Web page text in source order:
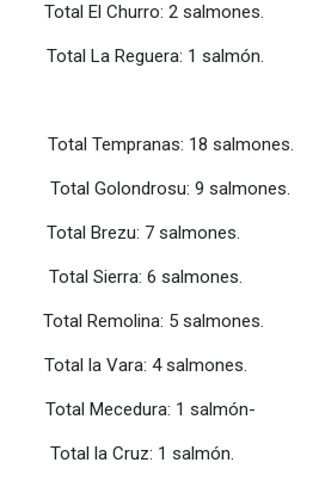
El Churro: 2 salmones.
La Reguera: 1 salmón.
Tempranas: 18 salmones.
Golondrosu: 9 salmones.
Brezu: 7 salmones.
Sierra: 6 salmones.
5 salmones.
4 salmones.
Mecedura: 1 salmón-
1 salmón.